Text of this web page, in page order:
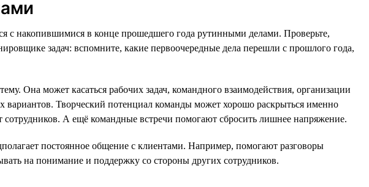
с накопившимися в конце прошедшего года рутинными делами. Проверьте,
задач: вспомните, какие первоочередные дела перешли с прошлого года,
Она может касаться рабочих задач, командного взаимодействия, организации
Творческий потенциал команды может хорошо раскрыться именно
А ещё командные встречи помогают сбросить лишнее напряжение.
постоянное общение с клиентами. Например, помогают разговоры
на понимание и поддержку со стороны других сотрудников.